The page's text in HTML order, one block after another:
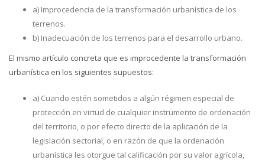
a) Improcedencia de la transformación urbanística de los
terrenos.
b) Inadecuación de los terrenos para el desarrollo urbano.
El mismo artículo concreta que es improcedente la transformación
urbanística en los siguientes supuestos:
a) Cuando estén sometidos a algún régimen especial de
protección en virtud de cualquier instrumento de ordenación
del territorio, o por efecto directo de la aplicación de la
legislación sectorial, o en razón de que la ordenación
urbanística les otorgue tal calificación por su valor agrícola,